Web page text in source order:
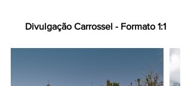
Divulgação Carrossel - Formato 1:1